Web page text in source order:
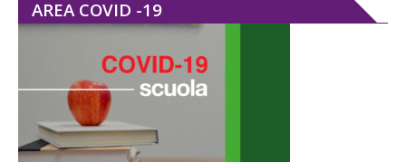
AREA COVID -19